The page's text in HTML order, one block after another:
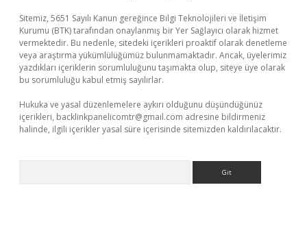
Sitemiz, 5651 Sayılı Kanun gereğince Bilgi Teknolojileri ve İletişim
Kurumu (BTK) tarafından onaylanmış bir Yer Sağlayıcı olarak hizmet
vermektedir. Bu nedenle, sitedeki içerikleri proaktif olarak denetleme
veya araştırma yükümlülüğümüz bulunmamaktadır. Ancak, üyelerimiz
yazdıkları içeriklerin sorumluluğunu taşımakta olup, siteye üye olarak
bu sorumluluğu kabul etmiş sayılırlar.
Hukuka ve yasal düzenlemelere aykırı olduğunu düşündüğünüz
içerikleri, backlinkpanelicomtr@gmail.com adresine bildirmeniz
halinde, ilgili içerikler yasal süre içerisinde sitemizden kaldırılacaktır.